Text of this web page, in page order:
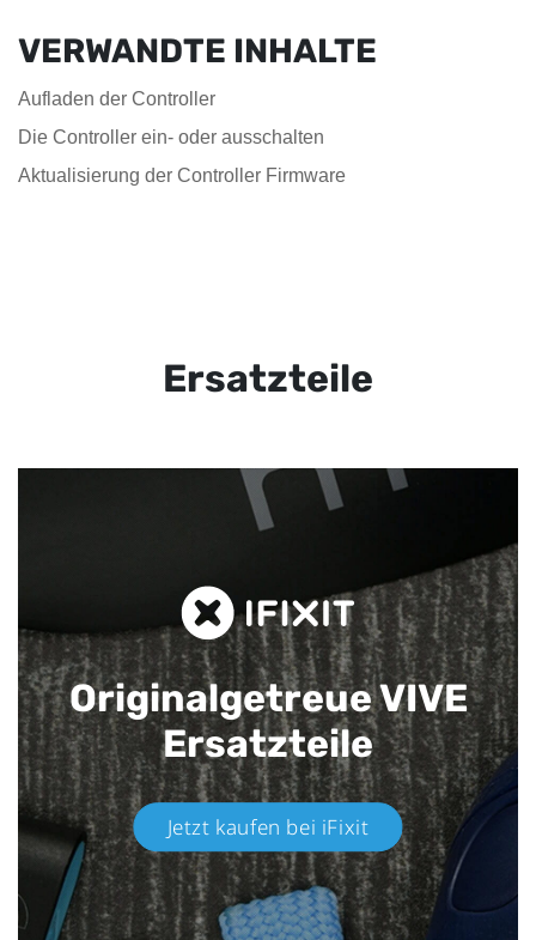
VERWANDTE INHALTE
Aufladen der Controller
Die Controller ein- oder ausschalten
Aktualisierung der Controller Firmware
Ersatzteile
Originalgetreue VIVE
Ersatzteile
Jetzt kaufen bei iFixit​